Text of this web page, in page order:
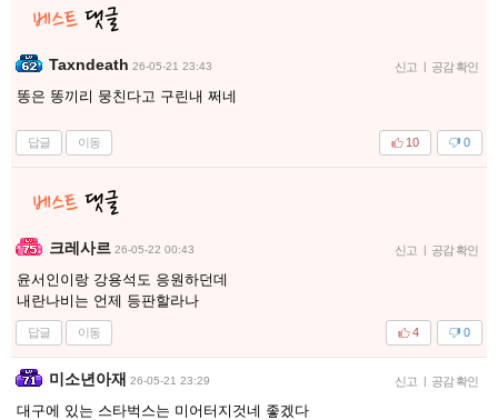
Taxndeath 26-05-21 23:43 신고 | 공감 확인
똥은 똥끼리 뭉친다고 구린내 쩌네
답글 이동 0
10
크레사르 26-05-22 00:43 신고 | 공감 확인
윤서인이랑 강용석도 응원하던데
내란나비는 언제 등판할라나
답글 이동 0
4
미소년아재 26-05-21 23:29 신고 | 공감 확인
대구에 있는 스타벅스는 미어터지것네 좋겠다